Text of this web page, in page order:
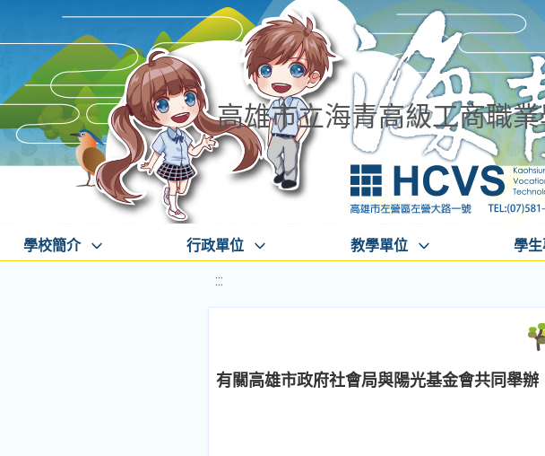
高雄市立海青高級工商職
學校簡介 行政單位 教學單位 學
:::
有關高雄市政府社會局與陽光基金會共同舉